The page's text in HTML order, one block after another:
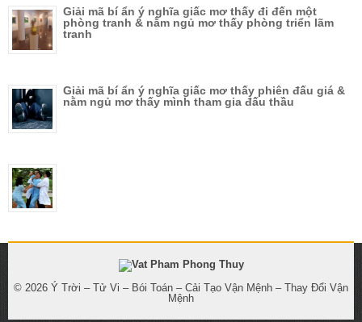
Giải mã bí ẩn ý nghĩa giấc mơ thấy đi đến một
phòng tranh & nằm ngủ mơ thấy phòng triển lãm
tranh
Giải mã bí ẩn ý nghĩa giấc mơ thấy phiên đấu giá &
nằm ngủ mơ thấy mình tham gia đấu thầu
© 2026 Ý Trời – Tử Vi – Bói Toán – Cải Tạo Vận Mệnh – Thay Đổi Vận
Mệnh